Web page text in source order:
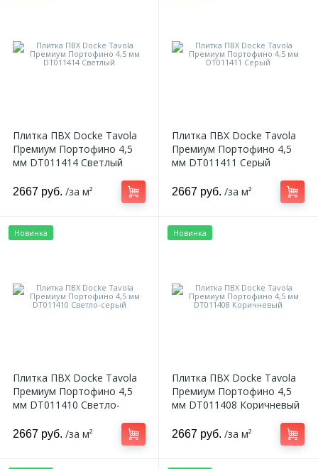
Плитка ПВХ Docke Tavola
Премиум Портофино 4,5
мм DT011414 Светлый
2667 руб. /за м²
Плитка ПВХ Docke Tavola
Премиум Портофино 4,5
мм DT011411 Серый
2667 руб. /за м²
Новинка
Плитка ПВХ Docke Tavola
Премиум Портофино 4,5
мм DT011410 Светло-
2667 руб. /за м²
Новинка
Плитка ПВХ Docke Tavola
Премиум Портофино 4,5
мм DT011408 Коричневый
2667 руб. /за м²